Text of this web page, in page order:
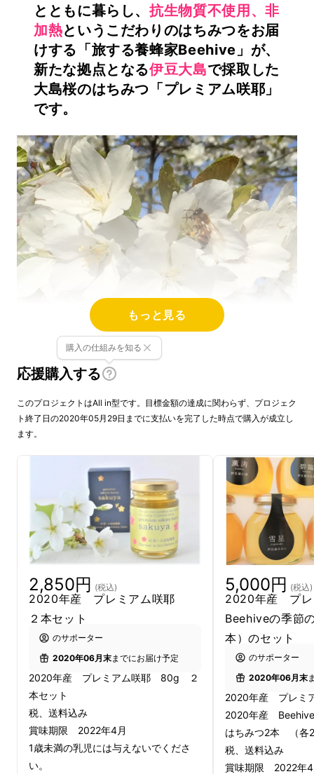
とともに暮らし、抗生物質不使用 、非
加熱というこだわりのはちみつをお届
けする「旅する養蜂家Beehive」が、
新たな拠点となる伊豆大島で採取した
大島桜のはちみつ「プレミアム咲耶」
です。
今まで様々なはちみつを食べてきた私
たちでさえ、この大島桜のはちみつを
初めて味わった時は、バラのような華
やかでパワフルな香りと、あっさりと
上品な甘さという相反するような感覚
に衝撃を覚えました。ぜひ多くの方に
試していただきたい逸品です。
伊豆大島だからこそ収
穫できるはちみつ
桜のはちみつはもともと希少性が高い
のですが、その中でも 大島桜に特化し
たものはほとんどありません。 ミツバ
チ家族の一年のサイクルから考えて、
桜の花が咲く早春までにミツバチの数
を増やすことは容易ではないからで
す。伊豆大島は一年を通して比較的暖
もっと見る
応援購入する
購入の仕組みを知る
このプロジェクトはAll in型です。目標金額の達成に関わらず、プロジェク
ト終了日の2020年05月29日までに支払いを完了した時点で購入が成立し
ます。
2,850円 (税込)
2020年産 プレミアム咲耶
２本セット
のサポーター
2020年06月末までにお届け予定
2020年産 プレミアム咲耶 80g ２
本セット
税、送料込み
賞味期限 2022年4月
1歳未満の乳児には与えないでくださ
い。
5,000円 (税込)
2020年産 プレ
Beehiveの季節
本）のセット
のサポーター
2020年06月末
2020年産 プレミ
2020年産 Beehive
はちみつ2本 （
税、送料込み
賞味期限 2022年4